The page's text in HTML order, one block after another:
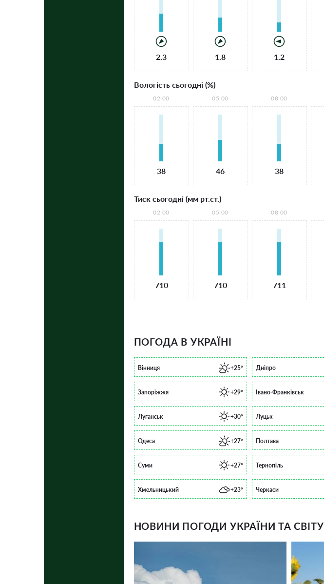
2.3 1.8 1.2
Вологість сьогодні (%)
02:00
38
05:00
46
08:00
38
Тиск сьогодні (мм рт.ст.)
02:00
710
05:00
710
08:00
711
ПОГОДА В УКРАЇНІ
Вінниця +25° Дніпро
Запоріжжя +29° Івано-Франківськ
Луганськ +30° Луцьк
Одеса +27° Полтава
Суми +27° Тернопіль
Хмельницький +23° Черкаси
НОВИНИ ПОГОДИ УКРАЇНИ ТА СВІТУ